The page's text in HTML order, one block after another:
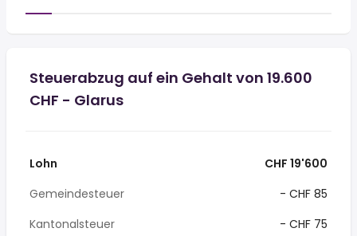
Steuerabzug auf ein Gehalt von 19.600
CHF - Glarus
Lohn
CHF 19'600
Gemeindesteuer
- CHF 85
Kantonalsteuer
- CHF 75